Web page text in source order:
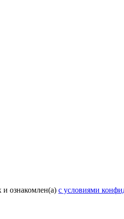
ознакомлен(а) с условиями